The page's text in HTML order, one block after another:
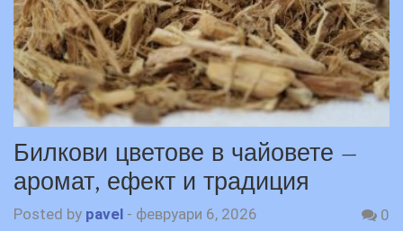
Билкови цветове в чайовете –
аромат, ефект и традиция
Posted by pavel - февруари 6, 2026
0